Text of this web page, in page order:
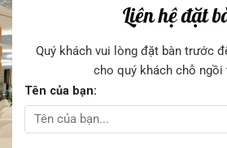
Liên hệ đặt
Quý khách vui lòng đặt bàn trước
cho quý khách chỗ ngồi
Tên của bạn: